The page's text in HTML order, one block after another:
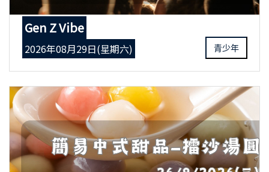
Gen Z Vibe
2026年08月29日(星期六) 青少年